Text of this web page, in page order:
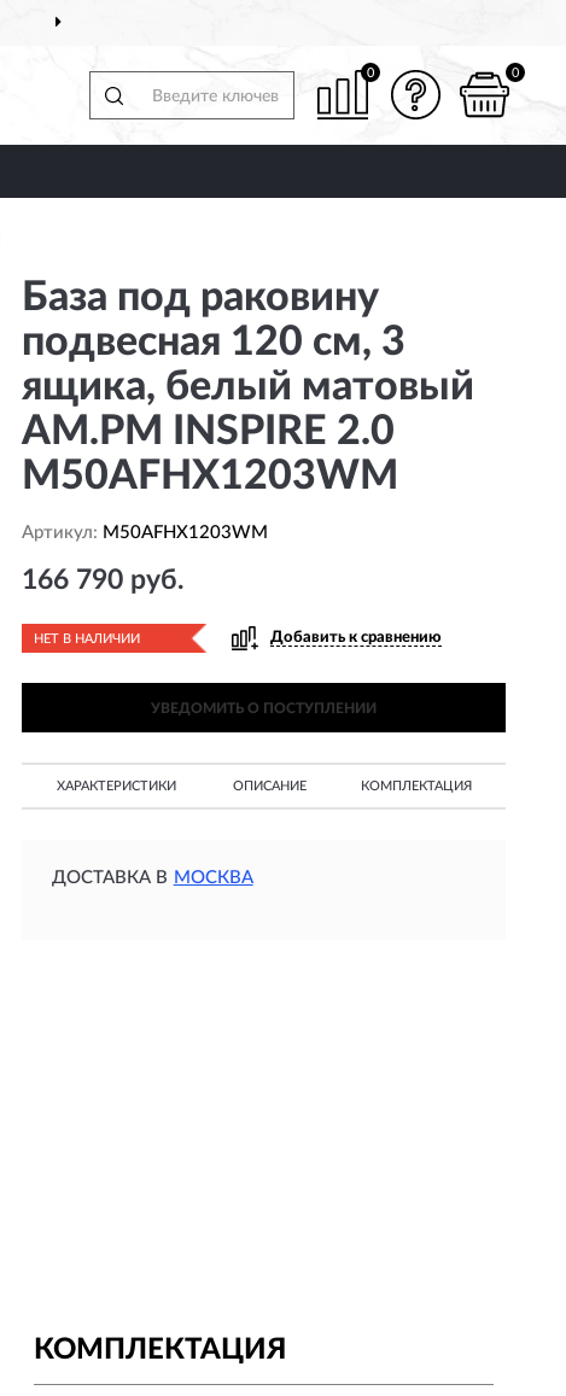
0 0
База под раковину
подвесная 120 см, 3
ящика, белый матовый
AM.PM INSPIRE 2.0
M50AFHX1203WM
Артикул: M50AFHX1203WM
166 790 руб.
НЕТ В НАЛИЧИИ Добавить к сравнению
УВЕДОМИТЬ О ПОСТУПЛЕНИИ
ХАРАКТЕРИСТИКИ ОПИСАНИЕ КОМПЛЕКТАЦИЯ
ДОСТАВКА В МОСКВА
КОМПЛЕКТАЦИЯ